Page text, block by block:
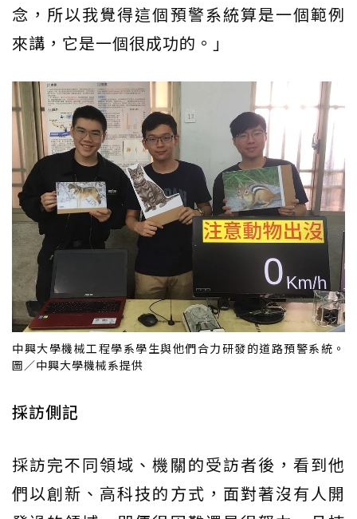
念，所以我覺得這個預警系統算是一個範例
來講，它是一個很成功的。」
中興大學機械工程學系學生與他們合力研發的道路預警系統。
圖／中興大學機械系提供
採訪側記
採訪完不同領域、機關的受訪者後，看到他
們以創新、高科技的方式，面對著沒有人開